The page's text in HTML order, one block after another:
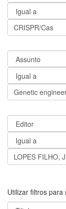
Utilizar filtros